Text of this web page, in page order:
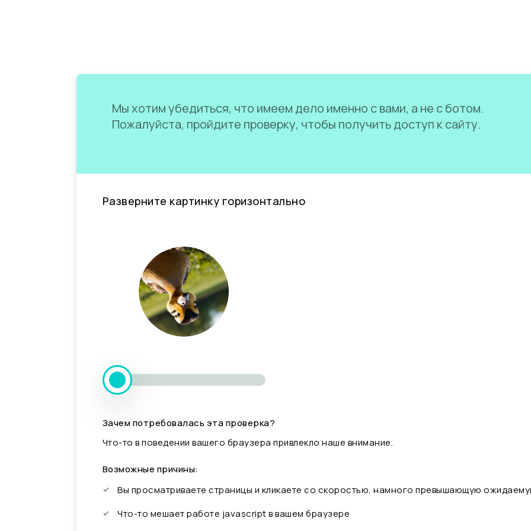
Мы хотим убедиться, что имеем дело именно с вами, а не с ботом.
Пожалуйста, пройдите проверку, чтобы получить доступ к сайту.
Разверните картинку горизонтально
Зачем потребовалась эта проверка?
Что-то в поведении вашего браузера привлекло наше внимание.
Возможные причины:
Вы просматриваете страницы и кликаете со скоростью, намного превышающую
Что-то мешает работе javascript в вашем браузере